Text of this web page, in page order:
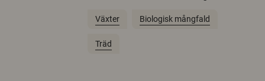
Växter Biologisk mångfald
Träd